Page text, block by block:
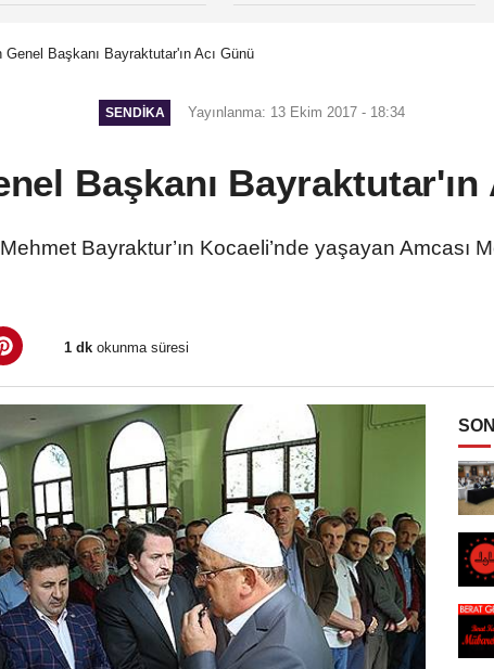
Genel Başkanı Bayraktutar'ın Acı Günü
SENDİKA Yayınlanma: 13 Ekim 2017 - 18:34
Başkanı Bayraktutar'ın
Bayraktur’ın Kocaeli’nde yaşayan Amcası
1 dk okunma süresi